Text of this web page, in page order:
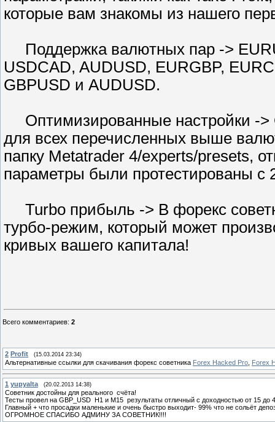
которые вам знакомы из нашего
Поддержка валютных пар ->
USDCAD, AUDUSD, EURGBP,
GBPUSD и AUDUSD.
Оптимизированные настройки ->
для всех перечисленных выше
папку Metatrader 4/experts/presets,
параметры были протестированы с
Turbo прибыль -> В форекс
турбо-режим, который может
кривых вашего капитала!
Всего комментариев: 2
2 Profit (15.03.2014 23:34)
Альтернативные ссылки для скачивания форекс советника Forex Hacked Pro Forex
1 yupyalta (20.02.2013 14:38)
Советник достойны для реального счёта!
Тесты провел на GBP_USD H1 и М15 результаты отличный с доходностью от 15 до
Главный + что просадки маленькие и очень быстро выходит- 99% что не сольёт
ОГРОМНОЕ СПАСИБО АДМИНУ ЗА СОВЕТНИК!!!!